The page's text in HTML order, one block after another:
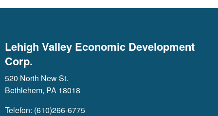
Lehigh Valley Economic Development
Corp.
520 North New St.
Bethlehem, PA 18018
Telefon: (610)266-6775